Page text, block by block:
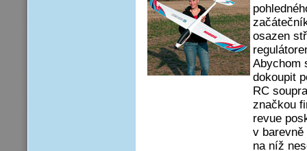
osazen
Abychom
dokoupit
RC
značkou
revue
v barevně
na níž